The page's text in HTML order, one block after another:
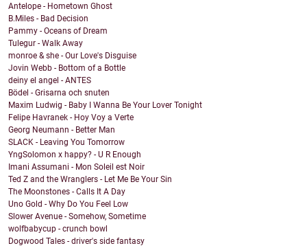
Antelope - Hometown Ghost
B.Miles - Bad Decision
Pammy - Oceans of Dream
Tulegur - Walk Away
monroe & she - Our Love's Disguise
Jovin Webb - Bottom of a Bottle
deiny el angel - ANTES
Bödel - Grisarna och snuten
Maxim Ludwig - Baby I Wanna Be Your Lover Tonight
Felipe Havranek - Hoy Voy a Verte
Georg Neumann - Better Man
SLACK - Leaving You Tomorrow
YngSolomon x happy? - U R Enough
Imani Assumani - Mon Soleil est Noir
Ted Z and the Wranglers - Let Me Be Your Sin
The Moonstones - Calls It A Day
Uno Gold - Why Do You Feel Low
Slower Avenue - Somehow, Sometime
wolfbabycup - crunch bowl
Dogwood Tales - driver's side fantasy